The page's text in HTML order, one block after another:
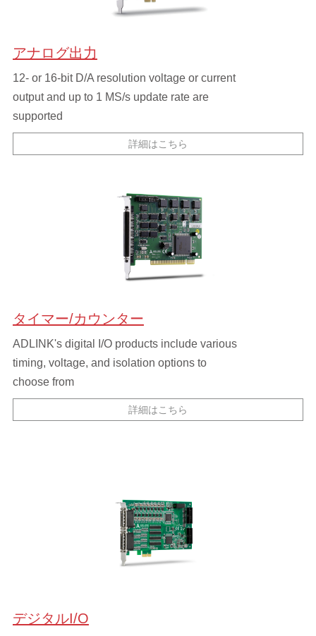
アナログ出力
12- or 16-bit D/A resolution voltage or current
output and up to 1 MS/s update rate are
supported
詳細はこちら
タイマー/カウンター
ADLINK's digital I/O products include various
timing, voltage, and isolation options to
choose from
詳細はこちら
デジタルI/O